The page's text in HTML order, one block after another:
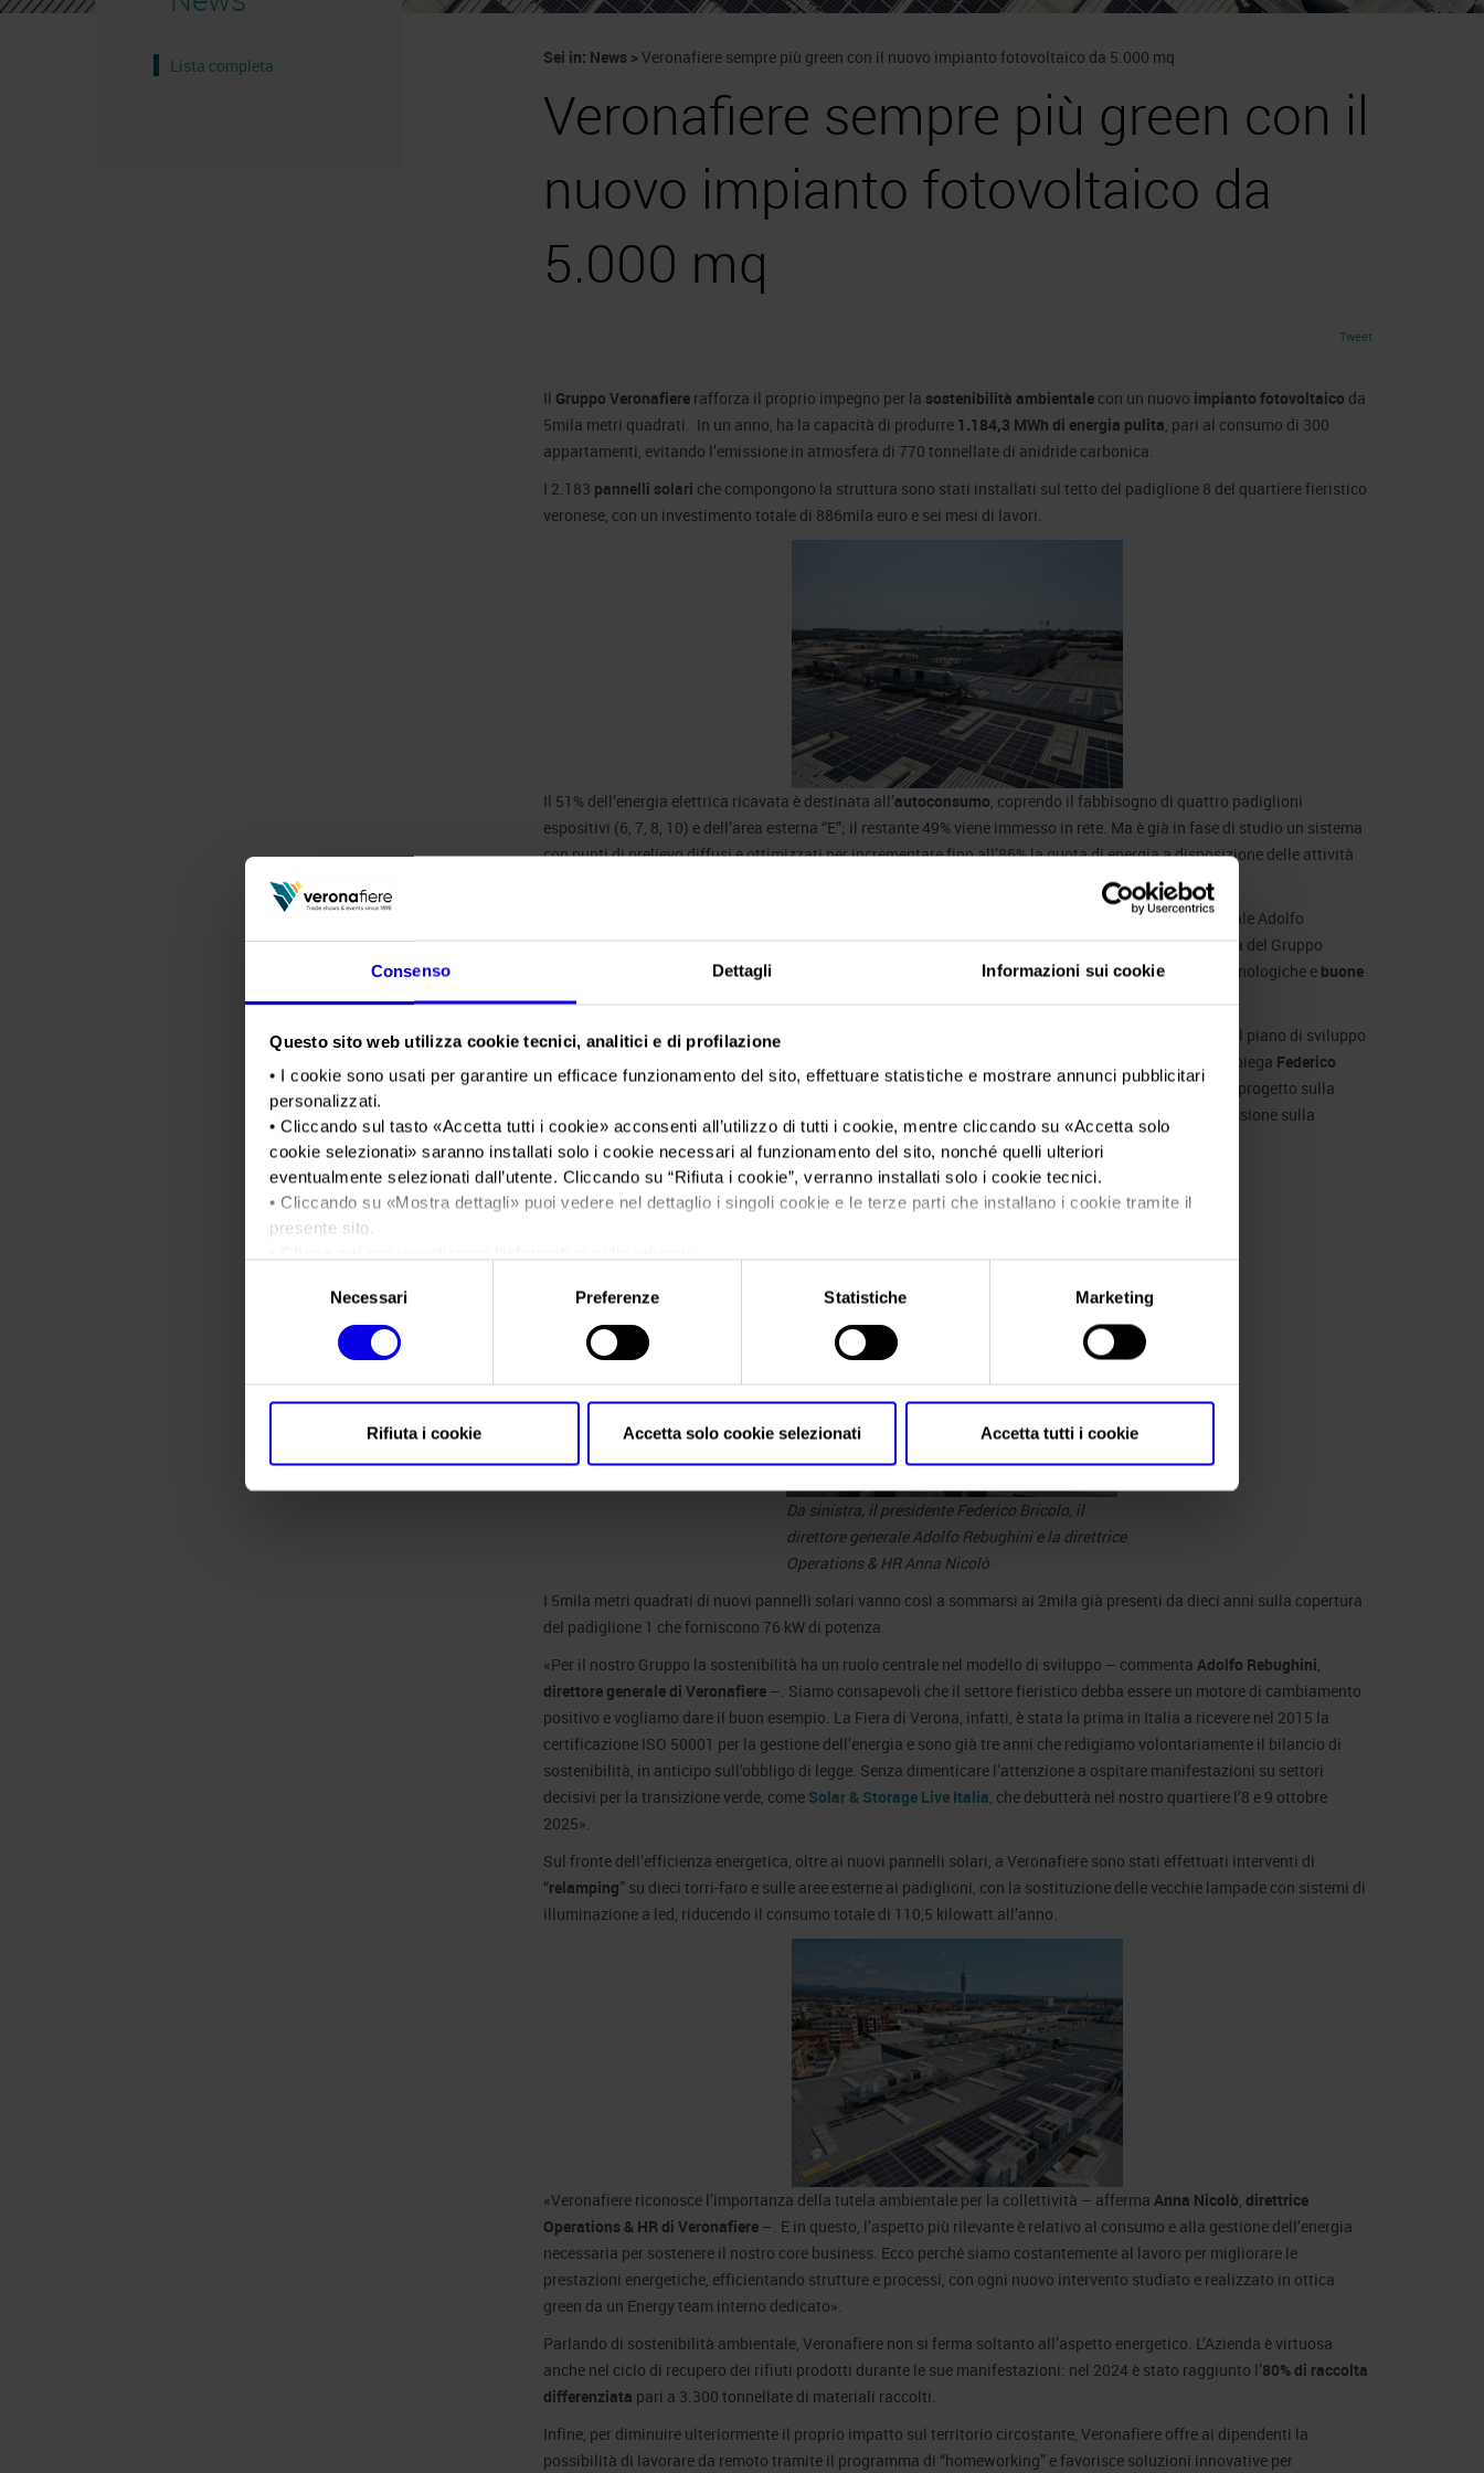
Consenso Dettagli Informazioni sui cookie
Questo sito web utilizza cookie tecnici, analitici e di profilazione
• I cookie sono usati per garantire un efficace funzionamento del sito, effettuare statistiche e mostrare annunci pubblicitari
personalizzati.
• Cliccando sul tasto «Accetta tutti i cookie» acconsenti all’utilizzo di tutti i cookie, mentre cliccando su «Accetta solo
cookie selezionati» saranno installati solo i cookie necessari al funzionamento del sito, nonché quelli ulteriori
eventualmente selezionati dall’utente. Cliccando su “Rifiuta i cookie”, verranno installati solo i cookie tecnici.
• Cliccando su «Mostra dettagli» puoi vedere nel dettaglio i singoli cookie e le terze parti che installano i cookie tramite il
presente sito.
Necessari Preferenze Statistiche Marketing
Rifiuta i cookie Accetta solo cookie selezionati Accetta tutti i cookie
Lista completa Sei in: News >Veronafiere sempre più green con il nuovo impianto fotovoltaico da 5.000 mq
Veronafiere sempre più green con il
nuovo impianto fotovoltaico da
5.000 mq
Tweet
Il Gruppo Veronafiererafforza il proprio impegno per la sostenibilità ambientalecon un nuovo impianto fotovoltaico da
5mila metri quadrati. In un anno, ha la capacità di produrre 1.184,3 MWh di energia pulita, pari al consumo di 300
appartamenti, evitando l’emissione in atmosfera di 770 tonnellate di anidride carbonica.
I 2.183 pannelli solari che compongono la struttura sono stati installati sul tetto del padiglione 8 del quartiere fieristico
veronese, con un investimento totale di 886mila euro e sei mesi di lavori.
Il 51% dell’energia elettrica ricavata è destinata all’autoconsumo, coprendo il fabbisogno di quattro padiglioni
espositivi (6, 7, 8, 10) e dell’area esterna “E”; il restante 49% viene immesso in rete. Ma è già in fase di studio un sistema
con punti di prelievo diffusi e ottimizzati per incrementare fino all’86% la quota di energia a disposizione delle attività
L’impianto fotovoltaico è stato presentato dal presidente Federico Bricolo, insieme al direttore generale Adolfo
Rebughini e alla direttrice Operations & HR Anna Nicolò. Il progetto fa parte della strategia di crescita del Gruppo
basata un approccio sempre più sostenibile al business fieristico, grazie all’adozione di soluzioni tecnologiche e buone
pratiche
«Il nuovo impianto fotovoltaico porta a compimento uno degli obiettivi che si era prefissato il CdA nel piano di sviluppo
ONE-Veronafiere e rappresenta un nuovo traguardo nel nostro percorso di transizione energetica – spiega Federico
Bricolo,presidente di Veronafiere–. Stiamo inoltre già guardando ai prossimi passi: è allo studio un progetto sulla
geotermia a servizio anche dei cittadini, mentre con il Comune di Verona abbiamo avviato una discussione sulla
creazione di una comunità energetica, di cui la Fiera potrebbe essere uno snodo importante».
Da sinistra, il presidente Federico Bricolo, il
direttore generale Adolfo Rebughini e la direttrice
Operations & HR Anna Nicolò
I 5mila metri quadrati di nuovi pannelli solari vanno così a sommarsi ai 2mila già presenti da dieci anni sulla copertura
del padiglione 1 che forniscono 76 kW di potenza.
«Per il nostro Gruppo la sostenibilità ha un ruolo centrale nel modello di sviluppo – commenta Adolfo Rebughini,
direttore generale di Veronafiere–. Siamo consapevoli che il settore fieristico debba essere un motore di cambiamento
positivo e vogliamo dare il buon esempio. La Fiera di Verona, infatti, è stata la prima in Italia a ricevere nel 2015 la
certificazione ISO 50001 per la gestione dell’energia e sono già tre anni che redigiamo volontariamente il bilancio di
sostenibilità, in anticipo sull’obbligo di legge. Senza dimenticare l’attenzione a ospitare manifestazioni su settori
decisivi per la transizione verde, come Solar & Storage Live Italia, che debutterà nel nostro quartiere l’8 e 9 ottobre
2025».
Sul fronte dell’efficienza energetica, oltre ai nuovi pannelli solari, a Veronafiere sono stati effettuati interventi di
“relamping” su dieci torri-faro e sulle aree esterne ai padiglioni, con la sostituzione delle vecchie lampade con sistemi di
illuminazione a led, riducendo il consumo totale di 110,5 kilowatt all’anno.
«Veronafiere riconosce l’importanza della tutela ambientale per la collettività – afferma Anna Nicolò, direttrice
Operations & HR di Veronafiere–. E in questo, l’aspetto più rilevante è relativo al consumo e alla gestione dell’energia
necessaria per sostenere il nostro core business. Ecco perché siamo costantemente al lavoro per migliorare le
prestazioni energetiche, efficientando strutture e processi, con ogni nuovo intervento studiato e realizzato in ottica
green da un Energy team interno dedicato».
Parlando di sostenibilità ambientale, Veronafiere non si ferma soltanto all’aspetto energetico. L’Azienda è virtuosa
anche nel ciclo di recupero dei rifiuti prodotti durante le sue manifestazioni: nel 2024 è stato raggiunto l’80% di raccolta
differenziata pari a 3.300 tonnellate di materiali raccolti.
Infine, per diminuire ulteriormente il proprio impatto sul territorio circostante, Veronafiere offre ai dipendenti la
possibilità di lavorare da remoto tramite il programma di “homeworking” e favorisce soluzioni innovative per